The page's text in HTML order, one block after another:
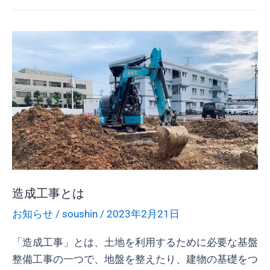
造成工事とは
お知らせ / soushin / 2023年2月21日
「造成工事」とは、土地を利用するために必要な基盤
整備工事の一つで、地盤を整えたり、建物の基礎をつ
工
事
と
は